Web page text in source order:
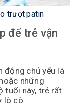
trượt patin
để trẻ vận
động chủ yếu là
những
tuổi này, trẻ rất
lò cò.